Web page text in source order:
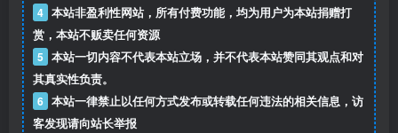
4 本站非盈利性网站，所有付费功能，均为用户为本站捐赠打
赏，本站不贩卖任何资源
5 本站一切内容不代表本站立场，并不代表本站赞同其观点和对
其真实性负责。
6 本站一律禁止以任何方式发布或转载任何违法的相关信息，访
客发现请向站长举报